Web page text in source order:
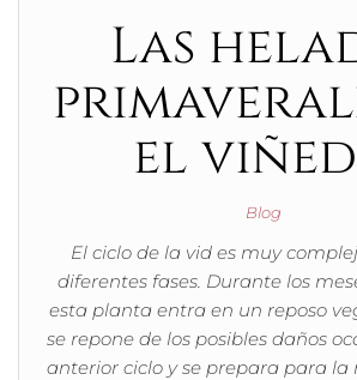
Las
el
Blog
El ciclo de la vid es muy
diferentes fases. Durante los
esta planta entra en un reposo
se repone de los posibles daños
anterior ciclo y se prepara para la